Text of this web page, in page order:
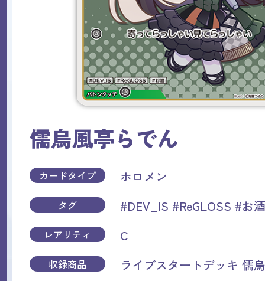
儒烏風亭らでん
カードタイプ ホロメン
タグ #DEV_IS #ReGLOSS #お酒
レアリティ C
収録商品 ライブスタートデッキ 儒